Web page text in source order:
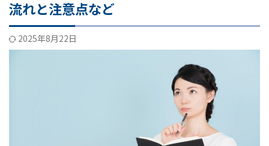
流れと注意点など
2025年8月22日